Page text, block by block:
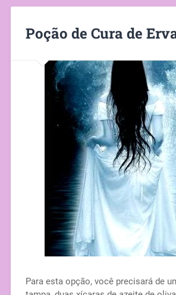
Poção de Cura de
Para esta opção, você precisará de